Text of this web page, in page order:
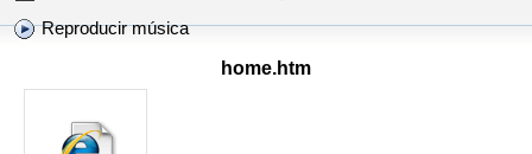
Reproducir música
home.htm